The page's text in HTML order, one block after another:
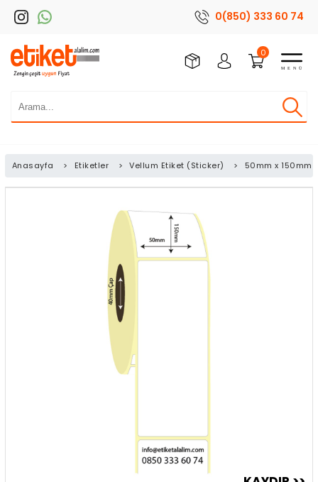
0(850) 333 60 74
0
Anasayfa > Etiketler > Vellum Etiket (Sticker) > 50mm x 150mm